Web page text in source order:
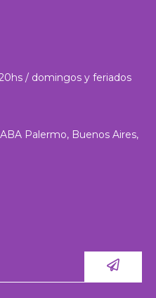
/ domingos y feriados
Palermo, Buenos Aires,